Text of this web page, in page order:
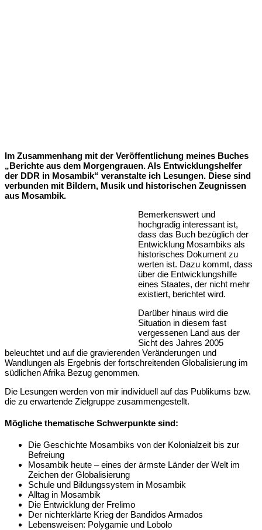
Im Zusammenhang mit der Veröffentlichung meines Buches
„Berichte aus dem Morgengrauen. Als Entwicklungshelfer
der DDR in Mosambik“ veranstalte ich Lesungen. Diese sind
verbunden mit Bildern, Musik und historischen Zeugnissen
aus Mosambik.
Bemerkenswert und
hochgradig interessant ist,
dass das Buch bezüglich der
Entwicklung Mosambiks als
historisches Dokument zu
werten ist. Dazu kommt, dass
über die Entwicklungshilfe
eines Staates, der nicht mehr
existiert, berichtet wird.
Darüber hinaus wird die
Situation in diesem fast
vergessenen Land aus der
Sicht des Jahres 2005
beleuchtet und auf die gravierenden Veränderungen und
Wandlungen als Ergebnis der fortschreitenden Globalisierung im
südlichen Afrika Bezug genommen.
Die Lesungen werden von mir individuell auf das Publikums bzw.
die zu erwartende Zielgruppe zusammengestellt.
Mögliche thematische Schwerpunkte sind:
Die Geschichte Mosambiks von der Kolonialzeit bis zur
Befreiung
Mosambik heute – eines der ärmste Länder der Welt im
Zeichen der Globalisierung
Schule und Bildungssystem in Mosambik
Alltag in Mosambik
Die Entwicklung der Frelimo
Der nichterklärte Krieg der Bandidos Armados
Lebensweisen: Polygamie und Lobolo